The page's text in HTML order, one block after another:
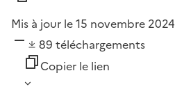
Mis à jour le 15 novembre 2024
89 téléchargements
Copier le lien